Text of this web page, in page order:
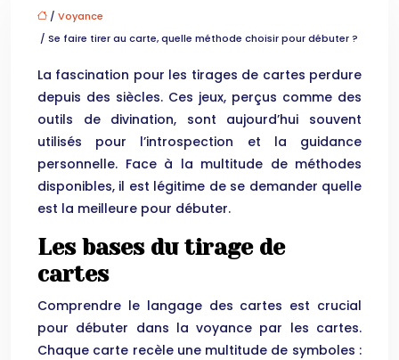
/ Voyance
/ Se faire tirer au carte, quelle méthode choisir pour débuter ?
La fascination pour les tirages de cartes perdure
depuis des siècles. Ces jeux, perçus comme des
outils de divination, sont aujourd’hui souvent
utilisés pour l’introspection et la guidance
personnelle. Face à la multitude de méthodes
disponibles, il est légitime de se demander quelle
est la meilleure pour débuter.
Les bases du tirage de
cartes
Comprendre le langage des cartes est crucial
pour débuter dans la voyance par les cartes.
Chaque carte recèle une multitude de symboles :